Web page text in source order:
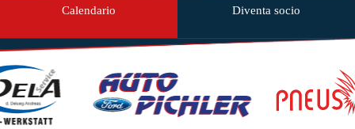
Calendario Diventa socio